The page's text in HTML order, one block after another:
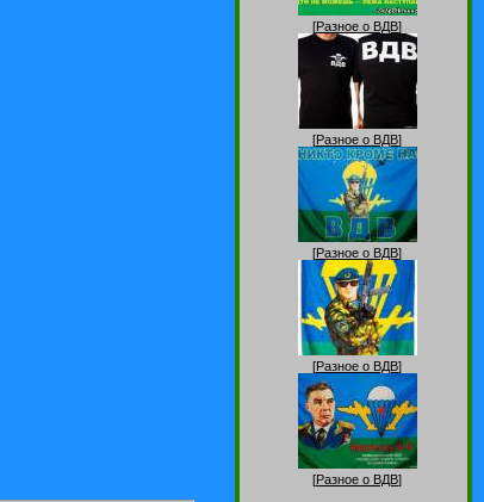
[Разное о ВДВ]
[Разное о ВДВ]
[Разное о ВДВ]
[Разное о ВДВ]
[Разное о ВДВ]